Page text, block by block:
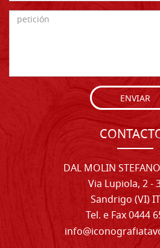
ENVIAR
DAL MOLIN
Via Lupiola, 2 -
Sandrigo (VI)
Tel. e Fax 0444